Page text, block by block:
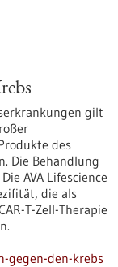
gilt
des
Die Behandlung
AVA Lifescience
die als
T-Zell-Therapie
den-krebs